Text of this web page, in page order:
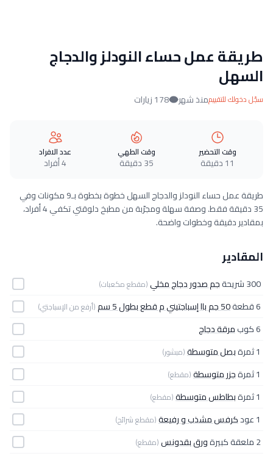
طريقة عمل حساء النودلز والدجاج
السهل
سجّل دخولك للتقييممنذ شهر 178 زيارات
وقت التحضير
11 دقيقة
وقت الطهي
35 دقيقة
عدد الافراد
4 أفراد
طريقة عمل حساء النودلز والدجاج السهل خطوة بخطوة بـ9 مكونات وفي
35 دقيقة فقط. وصفة سهلة ومجرّبة من مطبخ دلوقتي تكفي 4 أفراد،
بمقادير دقيقة وخطوات واضحة.
المقادير
300 شريحة جم صدور دجاج مخلي (مقطع مكعبات)
6 قطعة 50 جم باا إسباجتيني م قطع بطول 5 سم (أرفع من الإسباجتي)
6 كوب
مرقة دجاج
1 ثمرة
بصل متوسطة(مبشور)
1 ثمرة جزر متوسطة(مقطع)
1 ثمرة بطاطس متوسطة(مقطع)
1 عود كرفس مشذب و رفيعة(مقطع شرائح)
2 ملعقة كبيرة ورق بقدونس(مقطع)